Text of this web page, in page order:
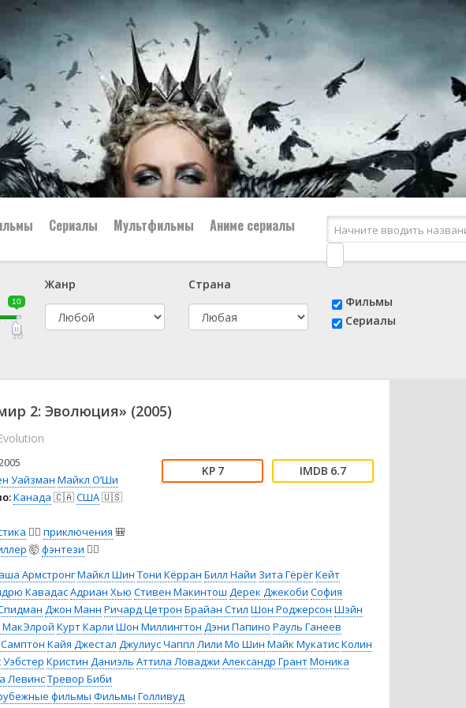
👨‍✈️ Военный
🕵️‍♂️ Детектив
👨‍💼 Новости
тв
😱 Ужасы
🤠 Фильм-нуар
🧝‍♂️ Фэнтези
Сериалы Мультфильмы Аниме сериалы
10
10
Жанр
Страна
Фильмы
Сериалы
2: Эволюция» (2005)
Уайзман Майкл О’Ши
Канада 🇨🇦США🇺🇸
🧙‍♀️ приключения 🎒
🤯фэнтези 🧝‍♂️
7 6.7
АрмстронгМайкл Шин Тони Кёрран Билл Найи Зита ГёрёгКейт
КавадасАдриан Хью Стивен Макинтош Дерек Джекоби София
Джон Манн Ричард Цетрон Брайан Стил Шон Роджерсон Шэйн
МакЭлрой Курт Карли Шон Миллингтон Дэни Папино Рауль Ганеев
Кайя Джестал Джулиус Чаппл Лили Мо Шин Майк МукатисКолин
Уэбстер Кристин Даниэль Аттила Ловаджи Александр ГрантМоника
ЛевинсТревор Биби
фильмы Фильмы Голливуд